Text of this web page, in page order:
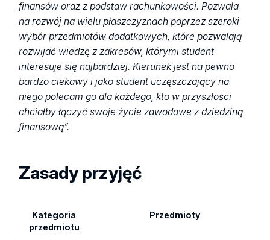
finansów oraz z podstaw rachunkowości. Pozwala
na rozwój na wielu płaszczyznach poprzez szeroki
wybór przedmiotów dodatkowych, które pozwalają
rozwijać wiedzę z zakresów, którymi student
interesuje się najbardziej. Kierunek jest na pewno
bardzo ciekawy i jako student uczęszczający na
niego polecam go dla każdego, kto w przyszłości
chciałby łączyć swoje życie zawodowe z dziedziną
finansową”.
Zasady przyjęć
Kategoria
przedmiotu
Przedmioty